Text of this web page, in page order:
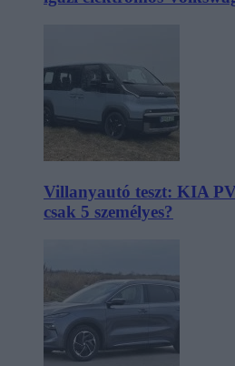
Villanyautó teszt: KIA
csak 5 személyes?